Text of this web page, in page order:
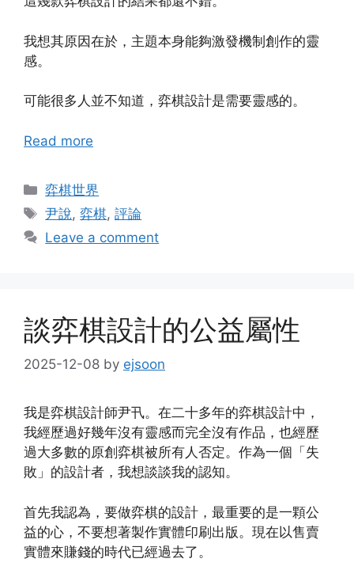
我想其原因在於，主題本身能夠激發機制創作的靈
感。
可能很多人並不知道，弈棋設計是需要靈感的。
Read more
Categories
弈棋世界
Tags
尹說,弈棋,評論
Leave a comment
談弈棋設計的公益屬性
2025-12-08 by ejsoon
我是弈棋設計師尹卂。在二十多年的弈棋設計中，
我經歷過好幾年沒有靈感而完全沒有作品，也經歷
過大多數的原創弈棋被所有人否定。作為一個「失
敗」的設計者，我想談談我的認知。
首先我認為，要做弈棋的設計，最重要的是一顆公
益的心，不要想著製作實體印刷出版。現在以售賣
實體來賺錢的時代已經過去了。